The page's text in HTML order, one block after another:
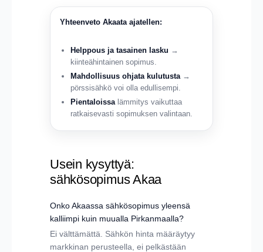
Yhteenveto Akaata ajatellen:
Helppous ja tasainen lasku →
kiinteähintainen sopimus.
Mahdollisuus ohjata kulutusta→
pörssisähkö voi olla edullisempi.
Pientaloissalämmitys vaikuttaa
ratkaisevasti sopimuksen valintaan.
Usein kysyttyä:
sähkösopimus Akaa
Onko Akaassa sähkösopimus yleensä
kalliimpi kuin muualla Pirkanmaalla?
Ei välttämättä. Sähkön hinta määräytyy
markkinan perusteella, ei pelkästään